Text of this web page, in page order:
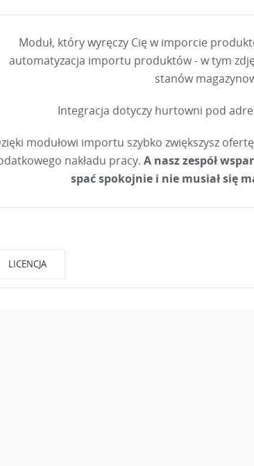
Moduł, który wyręczy Cię w imporcie
automatyzacja importu produktów - w tym
stanów
Integracja dotyczy hurtowni pod
modułowi importu szybko zwiększysz
nakładu pracy. A nasz zespół
spać spokojnie i nie musiał się
LICENCJA